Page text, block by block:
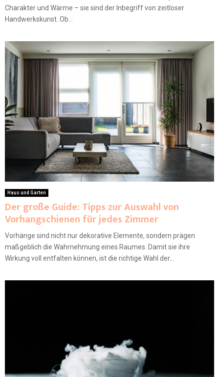
Charakter und Wärme – sie sind der Inbegriff von zeitloser
Handwerkskunst. Ob...
Haus und Garten
Der große Guide: Tipps zur Auswahl von
Vorhangschienen für jedes Zimmer
Vorhänge sind nicht nur dekorative Elemente, sondern prägen
maßgeblich die Wahrnehmung eines Raumes. Damit sie ihre
Wirkung voll entfalten können, ist die richtige Wahl der...